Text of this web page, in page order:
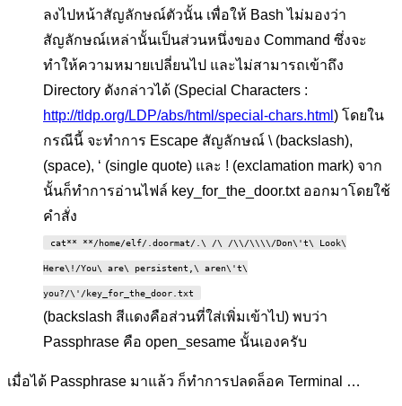
ลงไปหน้าสัญลักษณ์ตัวนั้น เพื่อให้ Bash ไม่มองว่า
สัญลักษณ์เหล่านั้นเป็นส่วนหนึ่งของ Command ซึ่งจะ
ทำให้ความหมายเปลี่ยนไป และไม่สามารถเข้าถึง
Directory ดังกล่าวได้ (Special Characters :
http://tldp.org/LDP/abs/html/special-chars.html ) โดยใน
กรณีนี้ จะทำการ Escape สัญลักษณ์ \ (backslash),
(space), ‘ (single quote) และ ! (exclamation mark) จาก
นั้นก็ทำการอ่านไฟล์ key_for_the_door.txt ออกมาโดยใช้
คำสั่ง
cat** **/home/elf/.doormat/.\ /\ /\\/\\\\/Don\'t\ Look\
Here\!/You\ are\ persistent,\ aren\'t\
you?/\'/key_for_the_door.txt
(backslash สีแดงคือส่วนที่ใส่เพิ่มเข้าไป) พบว่า
Passphrase คือ open_sesame นั้นเองครับ
เมื่อได้ Passphrase มาแล้ว ก็ทำการปลดล็อค Terminal …